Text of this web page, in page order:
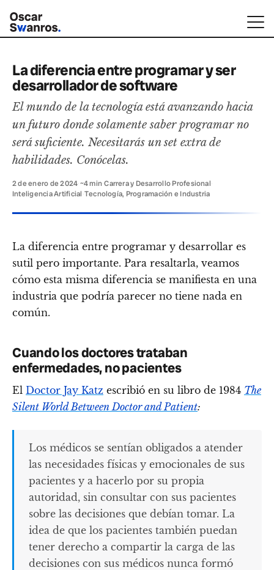
La diferencia entre programar y ser
desarrollador de software
El mundo de la tecnología está avanzando hacia
un futuro donde solamente saber programar no
será suficiente. Necesitarás un set extra de
habilidades. Conócelas.
2 de enero de 2024 ~4 min·Carrera y Desarrollo Profesional
Inteligencia Artificial Tecnología, Programación e Industria
La diferencia entre programar y desarrollar es
sutil pero importante. Para resaltarla, veamos
cómo esta misma diferencia se manifiesta en una
industria que podría parecer no tiene nada en
común.
Cuando los doctores trataban
enfermedades, no pacientes
El Doctor Jay Katz escribió en su libro de 1984 The
Silent World Between Doctor and Patient:
Los médicos se sentían obligados a atender
las necesidades físicas y emocionales de sus
pacientes y a hacerlo por su propia
autoridad, sin consultar con sus pacientes
sobre las decisiones que debían tomar. La
idea de que los pacientes también puedan
tener derecho a compartir la carga de las
decisiones con sus médicos nunca formó